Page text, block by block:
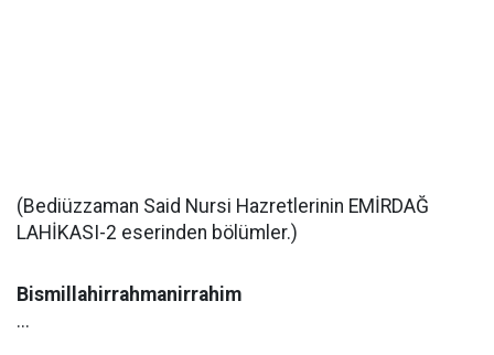
(Bediüzzaman Said Nursi Hazretlerinin EMİRDAĞ
LAHİKASI-2 eserinden bölümler.)
Bismillahirrahmanirrahim
...